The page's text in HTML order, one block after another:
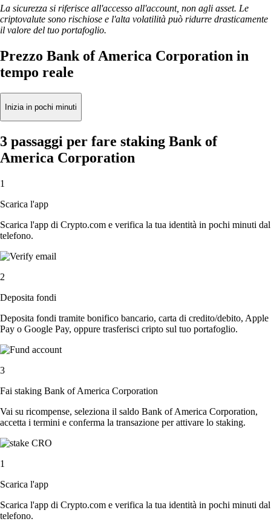
La sicurezza si riferisce all'accesso all'account, non agli asset. Le
criptovalute sono rischiose e l'alta volatilità può ridurre drasticamente
il valore del tuo portafoglio.
Prezzo Bank of America Corporation in
tempo reale
Inizia in pochi minuti
3 passaggi per fare staking Bank of
America Corporation
1
Scarica l'app
Scarica l'app di Crypto.com e verifica la tua identità in pochi minuti dal
telefono.
2
Deposita fondi
Deposita fondi tramite bonifico bancario, carta di credito/debito, Apple
Pay o Google Pay, oppure trasferisci cripto sul tuo portafoglio.
3
Fai staking Bank of America Corporation
Vai su ricompense, seleziona il saldo Bank of America Corporation,
accetta i termini e conferma la transazione per attivare lo staking.
1
Scarica l'app
Scarica l'app di Crypto.com e verifica la tua identità in pochi minuti dal
telefono.